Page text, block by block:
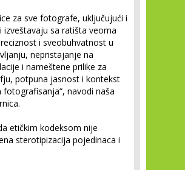
za sve fotografe, uključujući i
izveštavaju sa ratišta veoma
i sveobuhvatnost u
nepristajanje na
i nameštene prilike za
potpuna jasnost i kontekst
fotografisanja“, navodi naša
etičkim kodeksom nije
sterotipizacija pojedinaca i